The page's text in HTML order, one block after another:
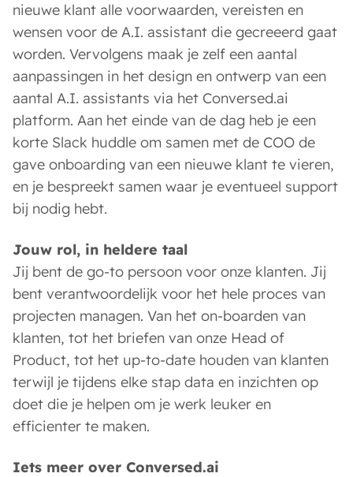
nieuwe klant alle voorwaarden, vereisten en
wensen voor de A.I. assistant die gecreeerd gaat
worden. Vervolgens maak je zelf een aantal
aanpassingen in het design en ontwerp van een
aantal A.I. assistants via het Conversed.ai
platform. Aan het einde van de dag heb je een
korte Slack huddle om samen met de COO de
gave onboarding van een nieuwe klant te vieren,
en je bespreekt samen waar je eventueel support
bij nodig hebt.
Jouw rol, in heldere taal
Jij bent de go-to persoon voor onze klanten. Jij
bent verantwoordelijk voor het hele proces van
projecten managen. Van het on-boarden van
klanten, tot het briefen van onze Head of
Product, tot het up-to-date houden van klanten
terwijl je tijdens elke stap data en inzichten op
doet die je helpen om je werk leuker en
efficienter te maken.
Iets meer over Conversed.ai